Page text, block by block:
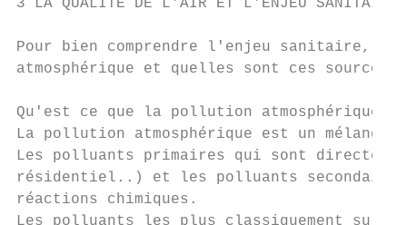
3 LA QUALITE DE L'AIR ET L'ENJEU SANITAIRE
Pour bien comprendre l'enjeu sanitaire,
atmosphérique et quelles sont ces sources.
Qu'est ce que la pollution atmosphérique ?
La pollution atmosphérique est un mélange
Les polluants primaires qui sont
résidentiel..) et les polluants secondaires
réactions chimiques.
Les polluants les plus classiquement